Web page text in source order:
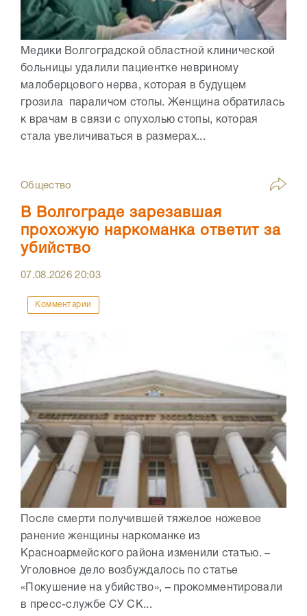
Медики Волгоградской областной клинической
больницы удалили пациентке невриному
малоберцового нерва, которая в будущем
грозила параличом стопы. Женщина обратилась
к врачам в связи с опухолью стопы, которая
стала увеличиваться в размерах...
Общество
В Волгограде зарезавшая
прохожую наркоманка ответит за
убийство
07.08.202620:03
Комментарии
После смерти получившей тяжелое ножевое
ранение женщины наркоманке из
Красноармейского района изменили статью. –
Уголовное дело возбуждалось по статье
«Покушение на убийство», – прокомментировали
в пресс-службе СУ СК...